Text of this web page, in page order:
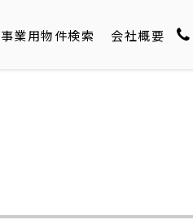
事業用物件検索 会社概要